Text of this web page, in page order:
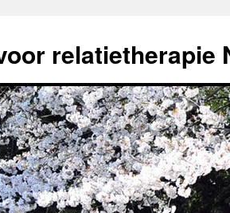
relatietherapie